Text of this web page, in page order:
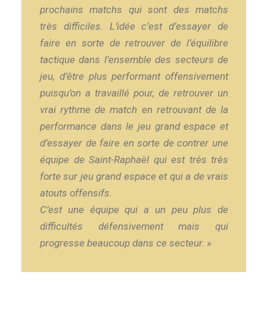
prochains matchs qui sont des matchs
très difficiles. L’idée c’est d’essayer de
faire en sorte de retrouver de l’équilibre
tactique dans l’ensemble des secteurs de
jeu, d’être plus performant offensivement
puisqu’on a travaillé pour, de retrouver un
vrai rythme de match en retrouvant de la
performance dans le jeu grand espace et
d’essayer de faire en sorte de contrer une
équipe de Saint-Raphaël qui est très très
forte sur jeu grand espace et qui a de vrais
atouts offensifs.
C’est une équipe qui a un peu plus de
difficultés défensivement mais qui
progresse beaucoup dans ce secteur. »